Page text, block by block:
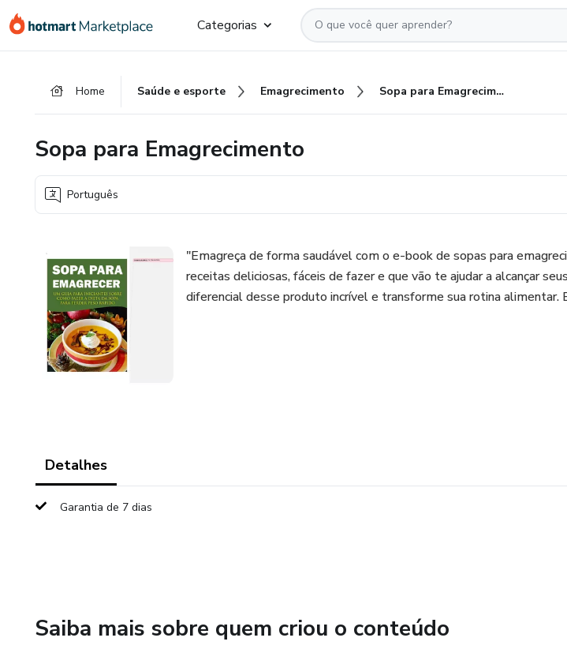
para
para
para
Categorias
Home Saúde e esporte Emagrecimento Sopa para Emagrecimento
Sopa para Emagrecimento
Português
"Emagreça de forma saudável com o e-book de sopas para
receitas deliciosas, fáceis de fazer e que vão te ajudar a alcançar
diferencial desse produto incrível e transforme sua rotina alimentar.
Detalhes
Garantia de 7 dias
Saiba mais sobre quem criou o conteúdo